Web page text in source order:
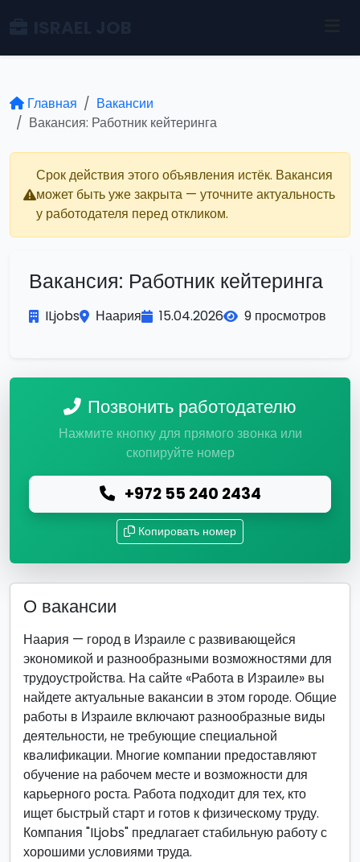
Главная
Вакансии
Вакансия: Работник кейтеринга
Срок действия этого объявления истёк. Вакансия
может быть уже закрыта — уточните актуальность
у работодателя перед откликом.
Вакансия: Работник кейтеринга
ILjobs Наария 15.04.2026 9 просмотров
Позвонить работодателю
Нажмите кнопку для прямого звонка или
скопируйте номер
+972 55 240 2434
Копировать номер
О вакансии
Наария — город в Израиле с развивающейся
экономикой и разнообразными возможностями для
трудоустройства. На сайте «Работа в Израиле» вы
найдете актуальные вакансии в этом городе. Общие
работы в Израиле включают разнообразные виды
деятельности, не требующие специальной
квалификации. Многие компании предоставляют
обучение на рабочем месте и возможности для
карьерного роста. Работа подходит для тех, кто
ищет быстрый старт и готов к физическому труду.
Компания "ILjobs" предлагает стабильную работу с
хорошими условиями труда.